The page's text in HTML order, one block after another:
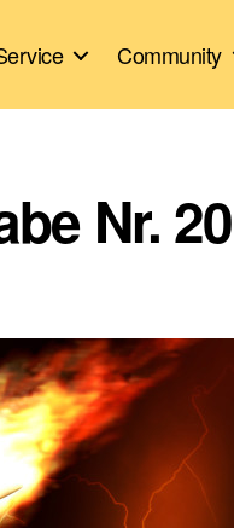
Community
Nr. 20